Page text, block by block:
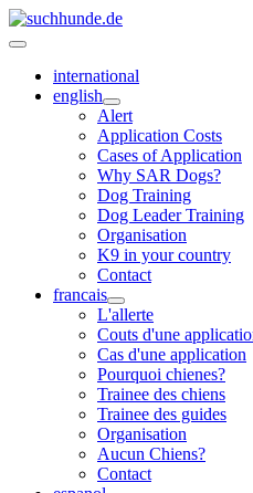
international
english
Alert
Application Costs
Cases of Application
Why SAR Dogs?
Dog Training
Dog Leader Training
Organisation
K9 in your country
Contact
francais
L'allerte
Couts d'une
Cas d'une application
Pourquoi chienes?
Trainee des chiens
Trainee des guides
Organisation
Aucun Chiens?
Contact